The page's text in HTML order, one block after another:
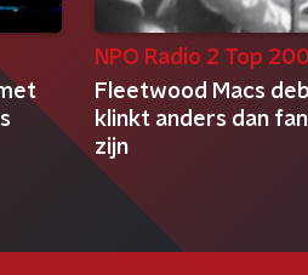
NPO Radio 2 Top
Fleetwood Macs
klinkt anders dan
zijn